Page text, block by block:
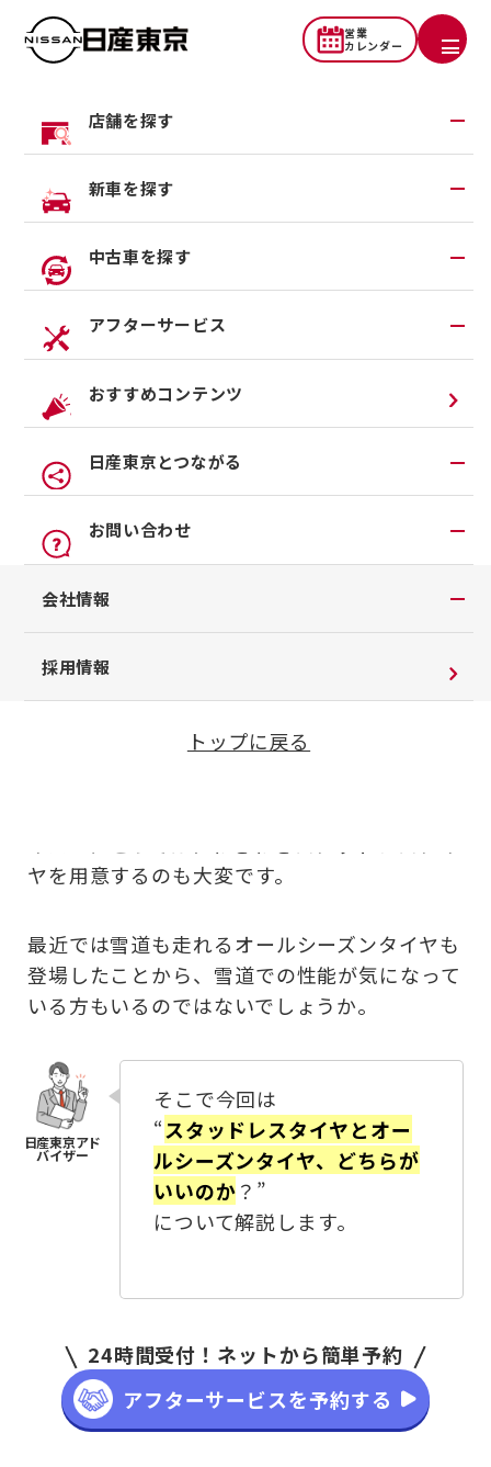
営業
カレンダー
店舗を探す
地域から探す
一覧から探す
店舗リニューアル情報
営業カレンダー
新車を探す
試乗車・展示車検索
福祉車両（ライフケアビークル）
カスタイマイズサービス
法人リースオンライン受付
オンライン相談予約
オンライン見積り
カタログ請求
日産カーライフ保険
イオンモール多摩平の森
中古車を探す
在庫車一覧
中古車ワイド保証
アフターサービス
アフターサービスTOP
メンテナンスネット予約
車検
車検立会い見積り
メンテプロパック
季節のおすすめ商品
車内空間の商品
モータースポーツ室
おすすめコンテンツ
日産東京とつながる
公式LINEアカウント
店舗ブログ
公式Youtubeアカウント
お問い合わせ
お問い合わせTOP
チャットサポート
会社情報
会社情報
企業理念
お客さまよりお預かりする大切な書類について
電子公告
自動車引取業登録通知書
お客さま本位の業務運営方針（FD宣言）
価格協議に関する基本方針
日産ピーズフィールドクラフト
ルノーNT販売
採用情報
トップに戻る
雪でスリップする原因は？雪でも安心、スタッドレスタイ
ヤの仕組みを解説
2024.12.20 2025.11.28
雪でスリップする原因は？雪でも
安心、スタッドレスタイヤの仕組み
を解説
運転中の雪道でのスリップはとても怖いですよ
ヤを用意するのも大変です。
最近では雪道も走れるオールシーズンタイヤも
登場したことから、雪道での性能が気になって
いる方もいるのではないでしょうか。
そこで今回は
“スタッドレスタイヤとオー
ルシーズンタイヤ、どちらが
いいのか？”
について解説します。
24時間受付！ネットから簡単予約
アフターサービスを予約する